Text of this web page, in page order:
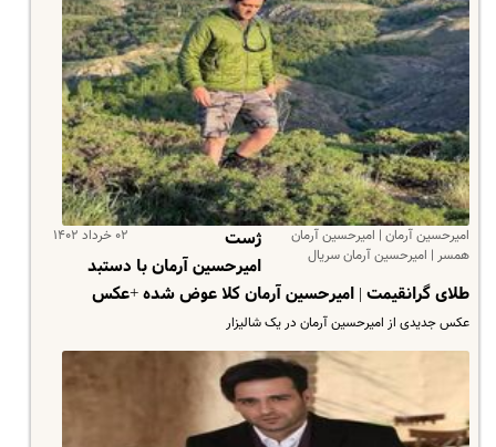
امیرحسین آرمان | امیرحسین آرمان
همسر | امیرحسین آرمان سریال
۰۲ خرداد ۱۴۰۲
ژست
امیرحسین آرمان با دستبد
طلای گرانقیمت | امیرحسین آرمان کلا عوض شده +عکس
عکس جدیدی از امیرحسین آرمان در یک شالیزار